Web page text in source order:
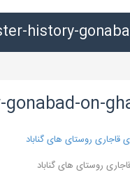
history-
on-
روستای های گناباد